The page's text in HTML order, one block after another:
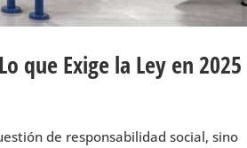
que Exige la Ley en 2025
de responsabilidad social, sino